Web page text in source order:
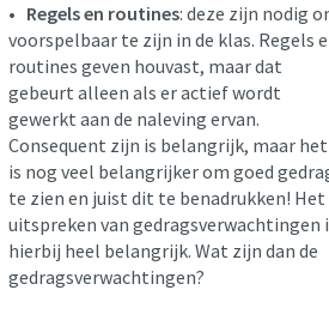
• Regels en routines: deze zijn nodig
voorspelbaar te zijn in de klas. Regels
routines geven houvast, maar dat
gebeurt alleen als er actief wordt
gewerkt aan de naleving ervan.
Consequent zijn is belangrijk, maar het
is nog veel belangrijker om goed
te zien en juist dit te benadrukken! Het
uitspreken van gedragsverwachtingen
hierbij heel belangrijk. Wat zijn dan de
gedragsverwachtingen?